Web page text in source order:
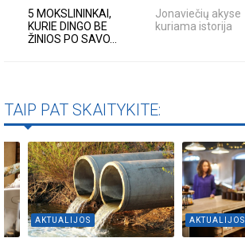
5 MOKSLININKAI,
KURIE DINGO BE
ŽINIOS PO SAVO...
Jonaviečių akyse
kuriama istorija
TAIP PAT SKAITYKITE:
AKTUALIJOS AKTUALIJOS